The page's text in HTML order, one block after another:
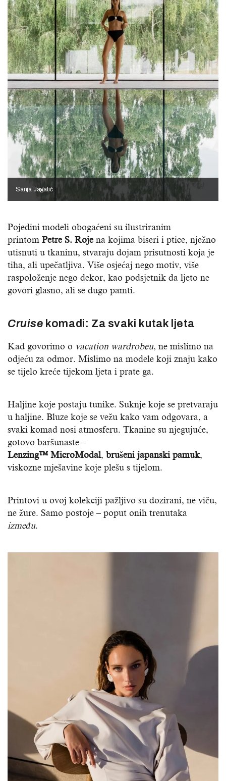
Sanja Jagatić
Pojedini modeli obogaćeni su ilustriranim
printom Petre S. Roje na kojima biseri i ptice, nježno
utisnuti u tkaninu, stvaraju dojam prisutnosti koja je
tiha, ali upečatljiva. Više osjećaj nego motiv, više
raspoloženje nego dekor, kao podsjetnik da ljeto ne
govori glasno, ali se dugo pamti.
Cruise komadi: Za svaki kutak ljeta
Kad govorimo o vacation wardrobeu, ne mislimo na
odjeću za odmor. Mislimo na modele koji znaju kako
se tijelo kreće tijekom ljeta i prate ga.
Haljine koje postaju tunike. Suknje koje se pretvaraju
u haljine. Bluze koje se vežu kako vam odgovara, a
svaki komad nosi atmosferu. Tkanine su njegujuće,
gotovo baršunaste –
Lenzing™ MicroModal, brušeni japanski pamuk,
viskozne mješavine koje plešu s tijelom.
Printovi u ovoj kolekciji pažljivo su dozirani, ne viču,
ne žure. Samo postoje – poput onih trenutaka
između.